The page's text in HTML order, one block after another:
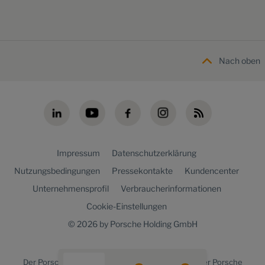
Nach oben
Impressum
Datenschutzerklärung
Nutzungsbedingungen
Pressekontakte
Kundencenter
Unternehmensprofil
Verbraucherinformationen
Cookie-Einstellungen
© 2026 by Porsche Holding GmbH
Der Porsche Holding newsroomist ein Angebot der Porsche